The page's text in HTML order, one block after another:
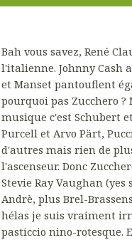
Bah vous savez, René
l'italienne. Johnny Cash
et Manset pantouflent
pourquoi pas Zucchero
musique c'est Schubert
Purcell et Arvo Pärt,
d'autres mais rien de
l'ascenseur. Donc
Stevie Ray Vaughan
Andrè, plus Brel-
hélas je suis vraiment
pasticcio nino-rotesque.